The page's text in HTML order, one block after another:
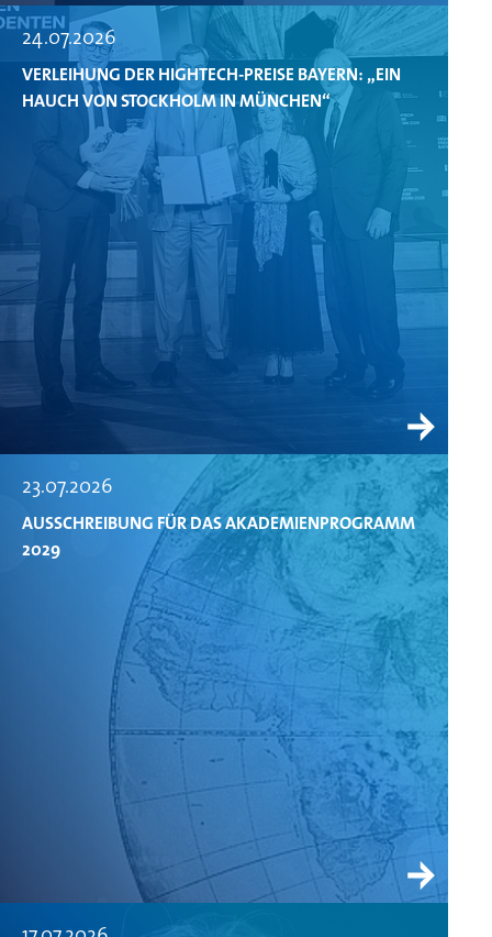
24.07.2026
VERLEIHUNG DER HIGHTECH-PREISE BAYERN: „EIN
HAUCH VON STOCKHOLM IN MÜNCHEN“
23.07.2026
AUSSCHREIBUNG FÜR DAS AKADEMIENPROGRAMM
2029